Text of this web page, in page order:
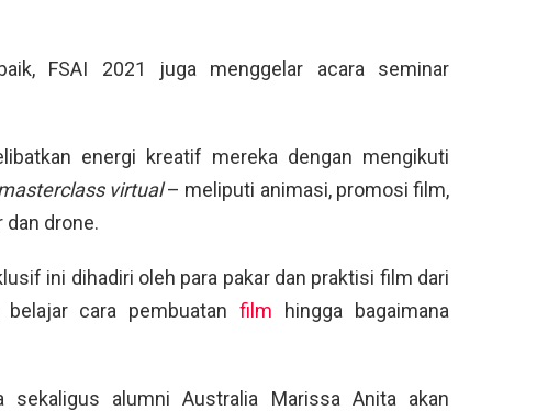
FSAI 2021 juga menggelar acara seminar
energi kreatif mereka dengan mengikuti
virtual– meliputi animasi, promosi film,
drone.
ini dihadiri oleh para pakar dan praktisi film dari
belajar cara pembuatanfilm hingga bagaimana
sekaligus alumni Australia Marissa Anita akan